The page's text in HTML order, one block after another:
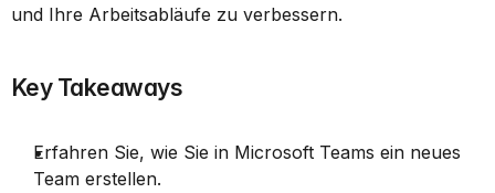
und Ihre Arbeitsabläufe zu verbessern.
Key Takeaways
Erfahren Sie, wie Sie in Microsoft Teams ein neues
Team erstellen.